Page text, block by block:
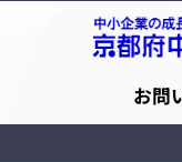
京都府中小企業技術
お問